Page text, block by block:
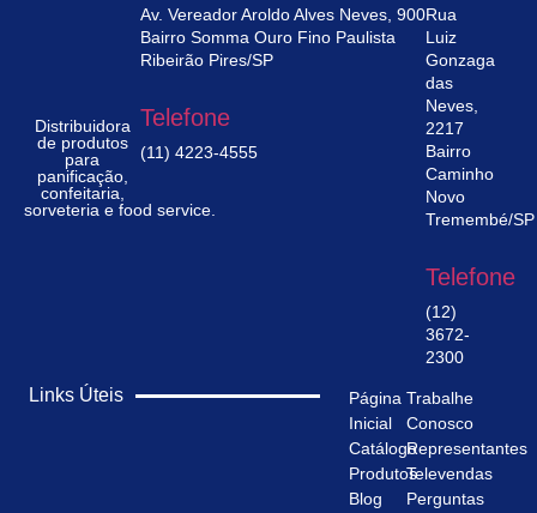
Distribuidora
de produtos
para
panificação,
confeitaria,
sorveteria e food service.
Av. Vereador Aroldo Alves Neves, 900
Bairro Somma Ouro Fino Paulista
Ribeirão Pires/SP
Telefone
(11) 4223-4555
Rua
Luiz
Gonzaga
das
Neves,
2217
Bairro
Caminho
Novo
Tremembé/SP
Telefone
(12)
3672-
2300
Links Úteis
Página
Inicial
Catálogo
Produtos
Blog
Trabalhe
Conosco
Representantes
Televendas
Perguntas